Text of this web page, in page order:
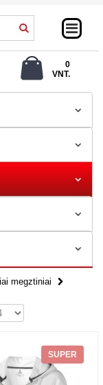
0
VNT.
megztiniai
SUPER